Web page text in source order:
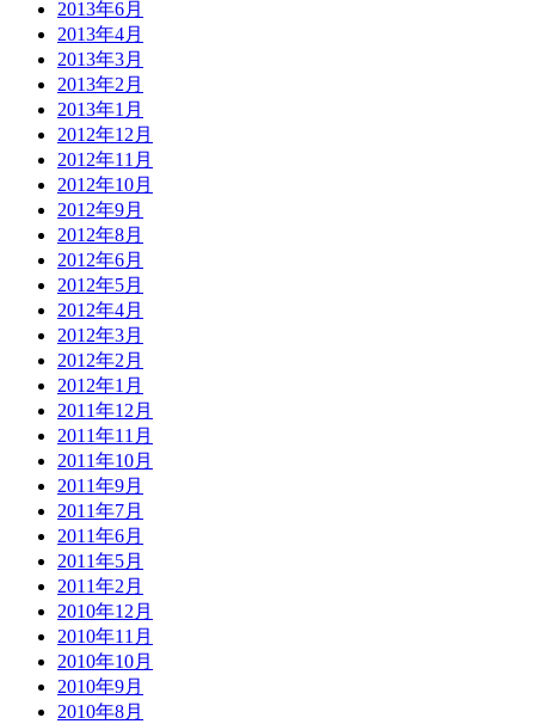
2013年6月
2013年4月
2013年3月
2013年2月
2013年1月
2012年12月
2012年11月
2012年10月
2012年9月
2012年8月
2012年6月
2012年5月
2012年4月
2012年3月
2012年2月
2012年1月
2011年12月
2011年11月
2011年10月
2011年9月
2011年7月
2011年6月
2011年5月
2011年2月
2010年12月
2010年11月
2010年10月
2010年9月
2010年8月